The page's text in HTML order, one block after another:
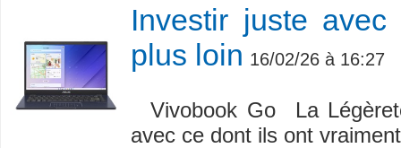
Investir juste
plus loin 16/02/26 à 16:27
Vivobook Go La
avec ce dont ils ont